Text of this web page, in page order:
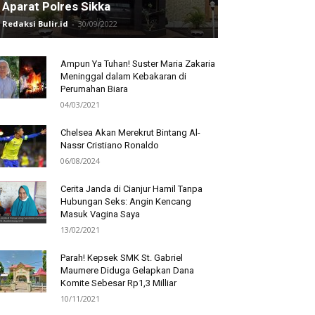
Aparat Polres Sikka
Redaksi Bulir.id - 30/09/2022
Ampun Ya Tuhan! Suster Maria Zakaria
Meninggal dalam Kebakaran di
Perumahan Biara
04/03/2021
Chelsea Akan Merekrut Bintang Al-
Nassr Cristiano Ronaldo
06/08/2024
Cerita Janda di Cianjur Hamil Tanpa
Hubungan Seks: Angin Kencang
Masuk Vagina Saya
13/02/2021
Parah! Kepsek SMK St. Gabriel
Maumere Diduga Gelapkan Dana
Komite Sebesar Rp1,3 Milliar
10/11/2021